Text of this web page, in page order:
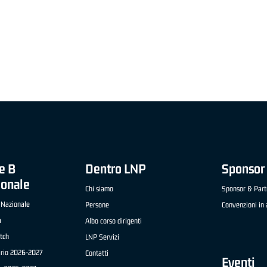
B
2026-2027
Dentro LNP
Chi siamo
Persone
Albo corso dirigenti
LNP Servizi
Contatti
Sponsor &
Convenzioni in
Eventi